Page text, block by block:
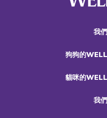
我
狗狗的
貓咪的
我